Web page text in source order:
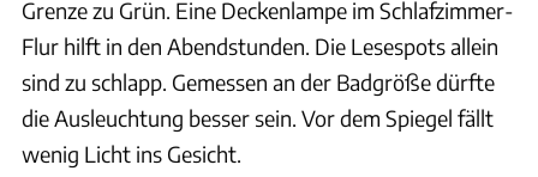
Grenze zu Grün. Eine Deckenlampe im Schlafzimmer-
Flur hilft in den Abendstunden. Die Lesespots allein
sind zu schlapp. Gemessen an der Badgröße dürfte
die Ausleuchtung besser sein. Vor dem Spiegel fällt
wenig Licht ins Gesicht.